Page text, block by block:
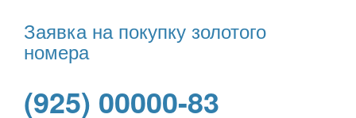
Заявка на покупку золотого
номера
(925) 00000-83